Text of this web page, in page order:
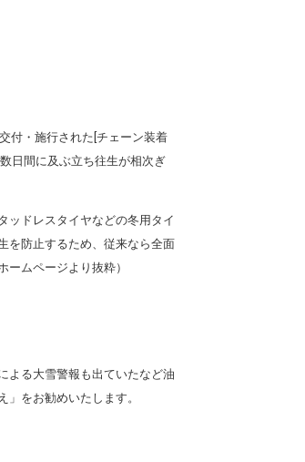
付・施行された[チェーン装着
日間に及ぶ立ち往生が相次ぎ
ッドレスタイヤなどの冬用タイ
を防止するため、従来なら全面
ムページより抜粋）
よる大雪警報も出ていたなど油
をお勧めいたします。